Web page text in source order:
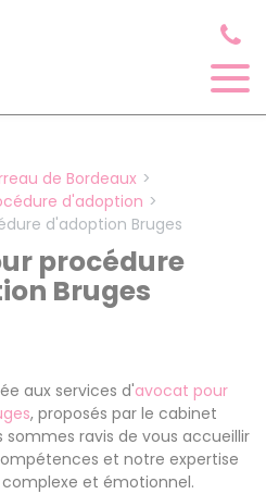
de Bordeaux
d'adoption
d'adoption Bruges
procédure
Bruges
aux services d'avocat pour
, proposés par le cabinet
sommes ravis de vous accueillir
et notre expertise
et émotionnel.